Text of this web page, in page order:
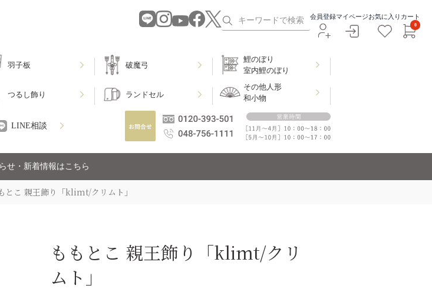
会員登録マイページお気に入り カート
0
羽子板 破魔弓
鯉のぼり
室内鯉のぼり
つるし飾り ランドセル
その他人形
和小物
LINE相談
せ・新着情報はこちら
とこ 親王飾り「klimt/クリムト」
ももとこ 親王飾り「klimt/クリ
ムト」